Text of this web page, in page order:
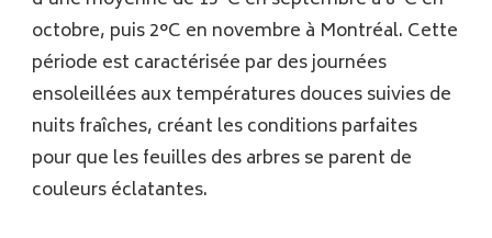
octobre, puis 2°C en novembre à Montréal. Cette
période est caractérisée par des journées
ensoleillées aux températures douces suivies de
nuits fraîches, créant les conditions parfaites
pour que les feuilles des arbres se parent de
couleurs éclatantes.